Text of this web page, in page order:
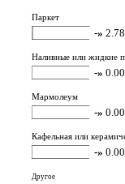
Паркет
-»
Наливные или жидкие
-»
Мармолеум
-»
Кафельная или
-»
Другое